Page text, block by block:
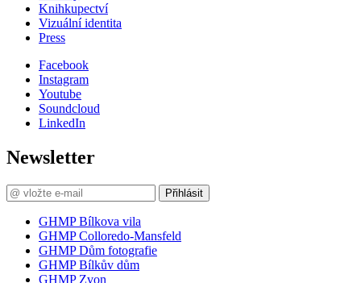
Knihkupectví
Vizuální identita
Press
Facebook
Instagram
Youtube
Soundcloud
LinkedIn
Newsletter
Přihlásit
GHMP Bílkova vila
GHMP Colloredo-Mansfeld
GHMP Dům fotografie
GHMP Bílkův dům
GHMP Zvon